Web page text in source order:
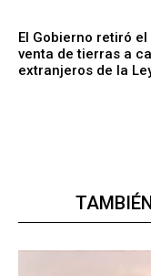
El Gobierno retiró
venta de tierras a
extranjeros de la